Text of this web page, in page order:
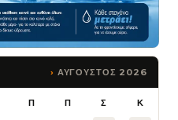
ΑΥΓΟΥΣΤΟΣ 2026
Π Π Σ Κ